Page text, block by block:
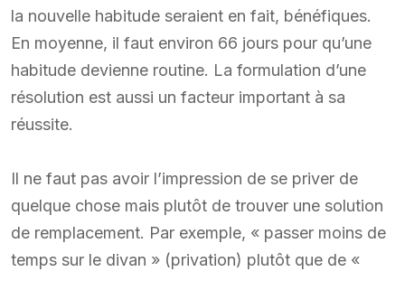
la nouvelle habitude seraient en fait, bénéfiques.
En moyenne, il faut environ 66 jours pour qu’une
habitude devienne routine. La formulation d’une
résolution est aussi un facteur important à sa
réussite.
Il ne faut pas avoir l’impression de se priver de
quelque chose mais plutôt de trouver une solution
de remplacement. Par exemple, « passer moins de
temps sur le divan » (privation) plutôt que de «